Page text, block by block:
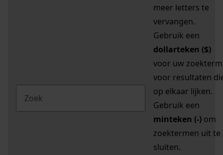
meer letters te
vervangen.
Gebruik een
dollarteken ($)
voor uw zoekterm
voor resultaten
op elkaar lijken.
Gebruik een
minteken (-) om
zoektermen uit te
sluiten.